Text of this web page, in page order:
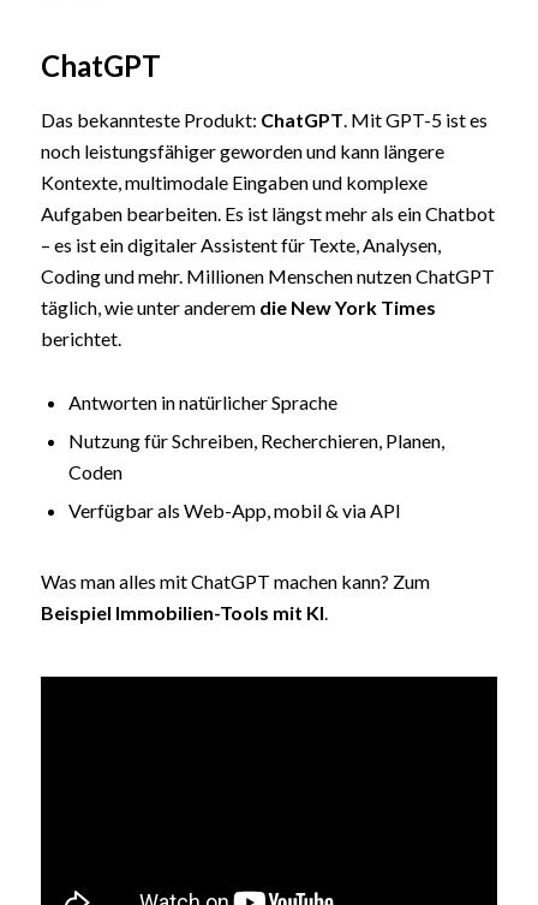
ChatGPT
Das bekannteste Produkt: ChatGPT. Mit GPT-5 ist es
noch leistungsfähiger geworden und kann längere
Kontexte, multimodale Eingaben und komplexe
Aufgaben bearbeiten. Es ist längst mehr als ein Chatbot
– es ist ein digitaler Assistent für Texte, Analysen,
Coding und mehr. Millionen Menschen nutzen ChatGPT
täglich, wie unter anderem die New York Times
berichtet.
Antworten in natürlicher Sprache
Nutzung für Schreiben, Recherchieren, Planen,
Coden
Verfügbar als Web-App, mobil & via API
Was man alles mit ChatGPT machen kann? Zum
Beispiel Immobilien-Tools mit KI